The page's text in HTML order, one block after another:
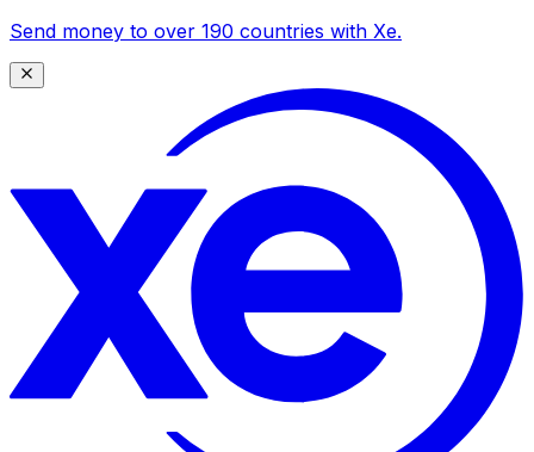
Send money to over 190 countries with Xe.